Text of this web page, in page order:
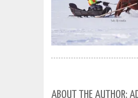
ABOUT THE AUTHOR: